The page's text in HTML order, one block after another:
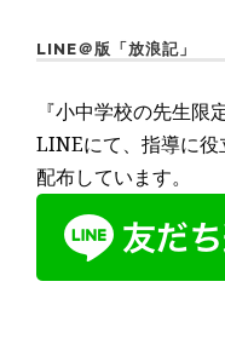
LINE＠版「放浪記」
『小中学校の先生限
LINEにて、指導に役
配布しています。